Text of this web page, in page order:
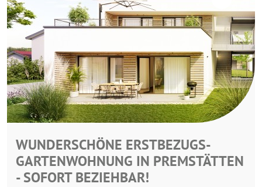
WUNDERSCHÖNE ERSTBEZUGS-
GARTENWOHNUNG IN PREMSTÄTTEN
- SOFORT BEZIEHBAR!